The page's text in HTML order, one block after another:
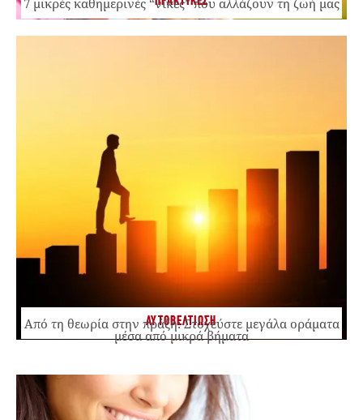
7 μικρές καθημερινές “νίκες” που αλλάζουν τη ζωή μας
ΑΥΤΟΒΕΛΤΙΩΣΗ
Από τη θεωρία στην πράξη: Στοχεύστε μεγάλα οράματα
μέσα από μικρά βήματα